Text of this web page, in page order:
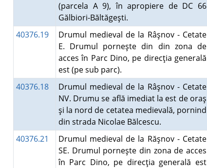
(parcela A 9), în apropiere de DC 66
Gălbiori-Băltăgeşti.
40376.19
Drumul medieval de la Râşnov - Cetate
E. Drumul porneşte din din zona de
acces în Parc Dino, pe direcţia generală
est (pe sub parc).
40376.18
Drumul medieval de la Râşnov - Cetate
NV. Drumu se află imediat la est de oraş
şi la nord de cetatea medievală, pornind
din strada Nicolae Bălcescu.
40376.21
Drumul medieval de la Răşnov - Cetate
SE. Drumul porneşte din zona de acces
în Parc Dino, pe direcţia generală est